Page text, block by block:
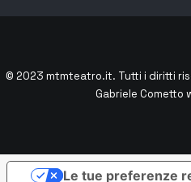
© 2023 mtmteatro.it. Tutti i diritti
Gabriele Cometto
Le tue preferenze